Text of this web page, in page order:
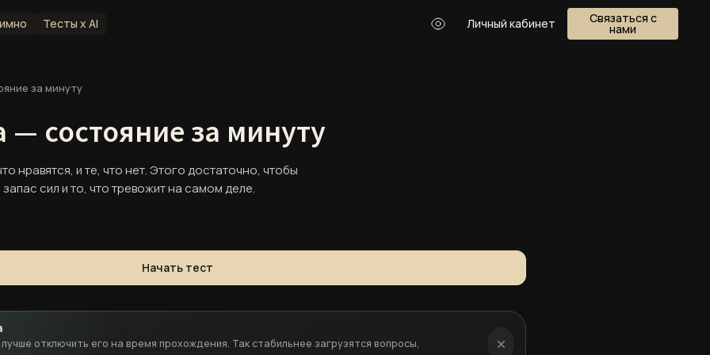
Тесты x AI Личный кабинет Связаться с
нами
за минуту
состояние за минуту
нравятся, и те, что нет. Этого достаточно, чтобы
сил и то, что тревожит на самом деле.
Начать тест
лучше отключить его на время прохождения. Так стабильнее загрузятся вопросы,
и ключевые документы.
Документы
Юридическая и служебная информация